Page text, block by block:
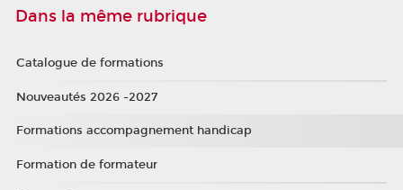
Dans la même rubrique
Catalogue de formations
Nouveautés 2026 -2027
Formations accompagnement handicap
Formation de formateur